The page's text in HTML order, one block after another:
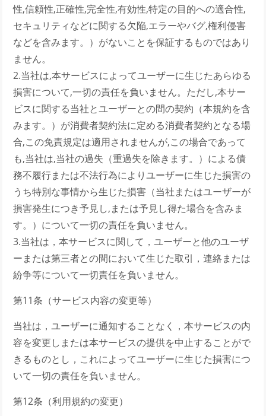
性,信頼性,正確性,完全性,有効性,特定の目的への適合性,
セキュリティなどに関する欠陥,エラーやバグ,権利侵害
などを含みます。）がないことを保証するものではあり
ません。
2.当社は,本サービスによってユーザーに生じたあらゆる
損害について,一切の責任を負いません。ただし,本サー
ビスに関する当社とユーザーとの間の契約（本規約を含
みます。）が消費者契約法に定める消費者契約となる場
合,この免責規定は適用されませんが,この場合であって
も,当社は,当社の過失（重過失を除きます。）による債
務不履行または不法行為によりユーザーに生じた損害の
うち特別な事情から生じた損害（当社またはユーザーが
損害発生につき予見し,または予見し得た場合を含みま
す。）について一切の責任を負いません。
3.当社は，本サービスに関して，ユーザーと他のユーザ
ーまたは第三者との間において生じた取引，連絡または
紛争等について一切責任を負いません。
第11条（サービス内容の変更等）
当社は，ユーザーに通知することなく，本サービスの内
容を変更しまたは本サービスの提供を中止することがで
きるものとし，これによってユーザーに生じた損害につ
いて一切の責任を負いません。
第12条（利用規約の変更）